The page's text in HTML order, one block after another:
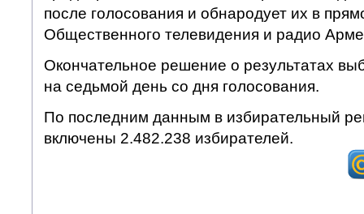
после голосования и обнародует их в
Общественного телевидения и радио
Окончательное решение о результатах
на седьмой день со дня голосования.
По последним данным в избирательный
включены 2.482.238 избирателей.